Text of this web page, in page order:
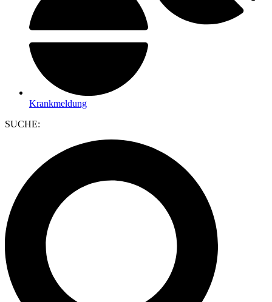
Krankmeldung
SUCHE: